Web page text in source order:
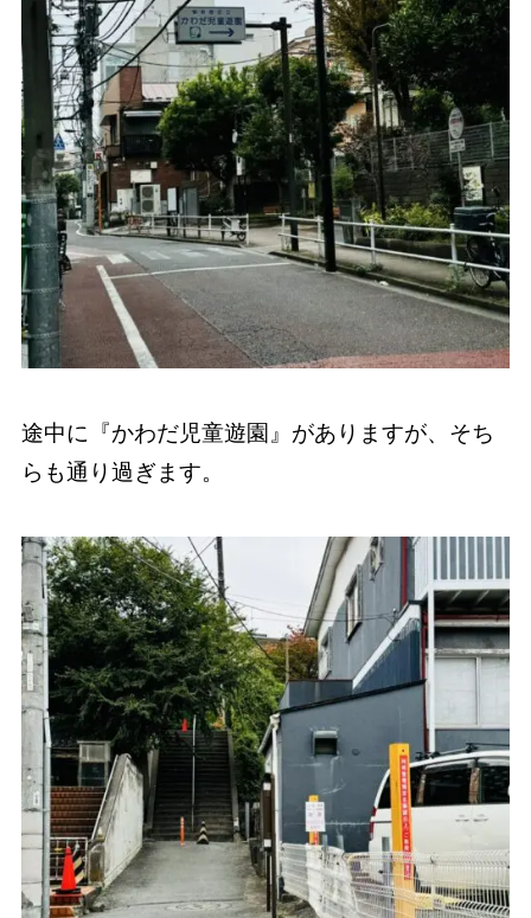
途中に『かわだ児童遊園』がありますが、そち
らも通り過ぎます。